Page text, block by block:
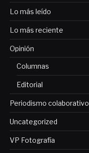
Lo más leído
Lo más reciente
Opinión
Columnas
Editorial
Periodismo colaborativo
Uncategorized
VP Fotografía